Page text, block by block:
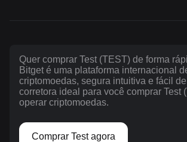
Quer comprar Test (TEST) de forma
Bitget é uma plataforma internacional
criptomoedas, segura intuitiva e fácil
corretora ideal para você comprar Test
operar criptomoedas.
Comprar Test agora